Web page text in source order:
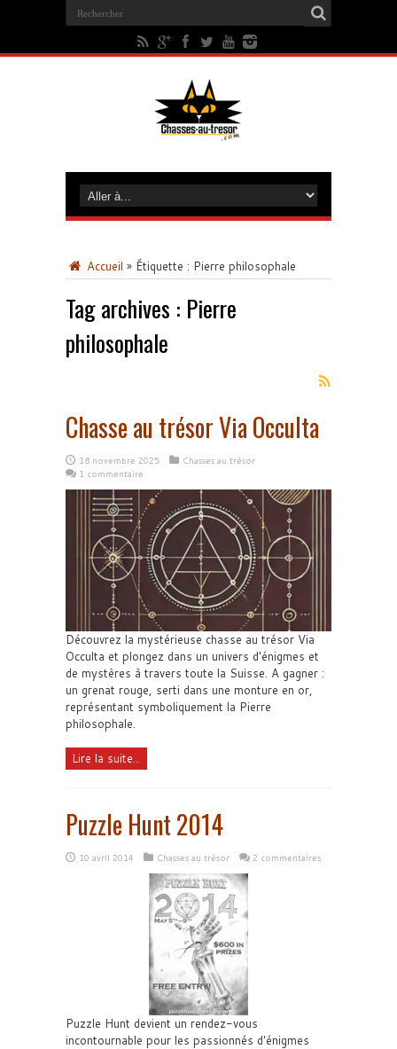
Accueil » Étiquette : Pierre philosophale
Tag archives : Pierre
philosophale
Chasse au trésor Via Occulta
18 novembre 2025
Chasses au trésor
1 commentaire
Découvrez la mystérieuse chasse au trésor Via
Occulta et plongez dans un univers d'énigmes et
de mystères à travers toute la Suisse. A gagner :
un grenat rouge, serti dans une monture en or,
représentant symboliquement la Pierre
philosophale.
Lire la suite...
Puzzle Hunt 2014
10 avril 2014 Chasses au trésor 2 commentaires
Puzzle Hunt devient un rendez-vous
incontournable pour les passionnés d'énigmes